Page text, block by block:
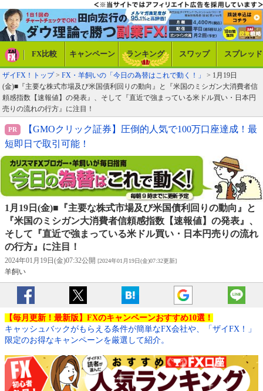
FX比較 キャンペーン ランキング スワップ スプレッド
ザイFX！トップ> FX・羊飼いの「今日の為替はこれで動く！」
> 1月19日
(金)■『主要な株式市場及び米国債利回りの動向』と『米国のミシガン大消費者信
頼感指数【速報値】の発表』、そして『直近で強まっている米ドル買い・日本円
売りの流れの行方』に注目！
【GMOクリック証券】圧倒的人気で100万口座達成！最
短即日で取引可能！
1月19日(金)■『主要な株式市場及び米国債利回りの動向』と
『米国のミシガン大消費者信頼感指数【速報値】の発表』、
そして『直近で強まっている米ドル買い・日本円売りの流れ
の行方』に注目！
2024年01月19日(金)07:32公開 [2024年01月19日(金)07:32更新]
羊飼い
【毎月更新！最新版】FXのキャンペーンおすすめ10選！
キャッシュバックがもらえる条件が簡単なFX会社や、「ザイFX！」
限定のお得なキャンペーンを厳選して紹介。